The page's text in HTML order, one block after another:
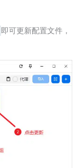
即可更新配置文件，